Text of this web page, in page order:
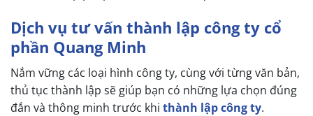
Dịch vụ tư vấn thành lập công ty cổ
phần Quang Minh
Nắm vững các loại hình công ty, cùng với từng văn bản,
thủ tục thành lập sẽ giúp bạn có những lựa chọn đúng
đắn và thông minh trước khi thành lập công ty.